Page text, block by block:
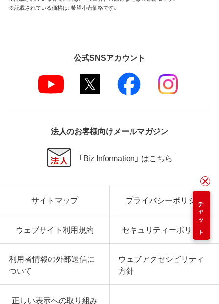
チャット
※記載されている価格は、希望小売価格です。
公式SNSアカウント
法人のお客様向けメールマガジン
「Biz Information」 はこちら
サイトマップ プライバシーポリシー
ウェブサイト利用規約 セキュリティーポリシー
利用者情報の外部送信に
ついて
ウェブアクセシビリティ
方針
正しい表示への取り組み